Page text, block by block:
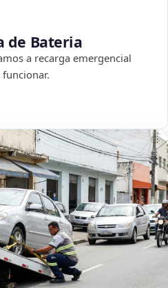
de Bateria
a recarga emergencial